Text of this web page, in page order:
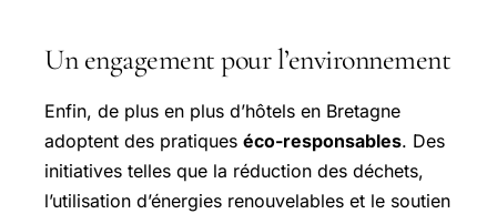
Un engagement pour l’environnement
Enfin, de plus en plus d’hôtels en Bretagne
adoptent des pratiques éco-responsables. Des
initiatives telles que la réduction des déchets,
l’utilisation d’énergies renouvelables et le soutien